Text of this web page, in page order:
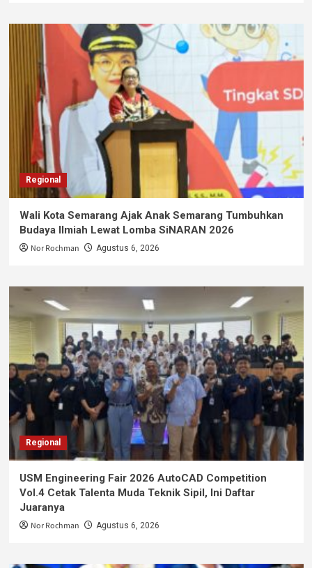
Regional
Wali Kota Semarang Ajak Anak Semarang Tumbuhkan
Budaya Ilmiah Lewat Lomba SiNARAN 2026
Nor Rochman Agustus 6, 2026
Regional
USM Engineering Fair 2026 AutoCAD Competition
Vol.4 Cetak Talenta Muda Teknik Sipil, Ini Daftar
Juaranya
Nor Rochman Agustus 6, 2026